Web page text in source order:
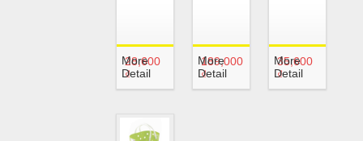
28,600
₫
More
Detail
189,000
₫
More
Detail
35,600
₫
More
Detail